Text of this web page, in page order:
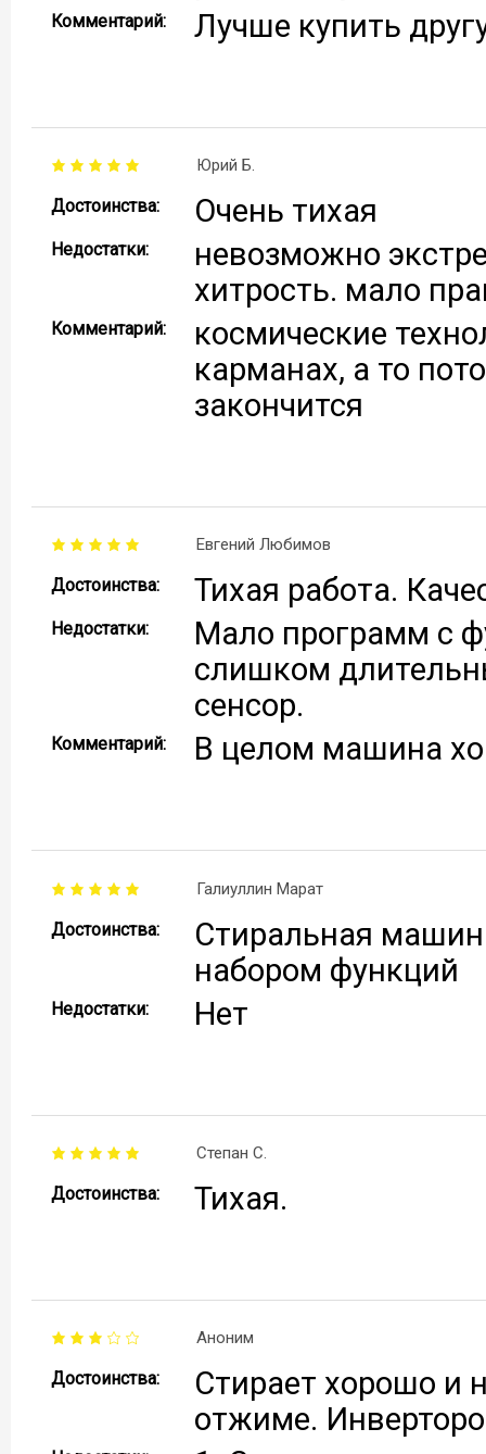
Комментарий: Лучше купить
Юрий Б.
Достоинства: Очень тихая
Недостатки:
невозможно
хитрость. мало
Комментарий:
космические
карманах, а то
закончится
Евгений Любимов
Достоинства: Тихая работа.
Недостатки:
Мало программ с
слишком
сенсор.
Комментарий: В целом машина
Галиуллин Марат
Достоинства:
Стиральная
набором функций
Недостатки: Нет
Степан С.
Достоинства: Тихая.
Аноним
Достоинства:
Стирает хорошо и
отжиме.